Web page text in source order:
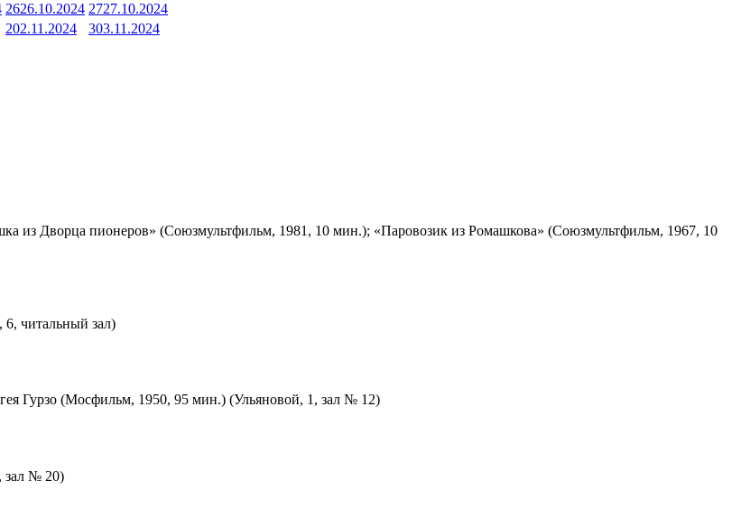
2626.10.2024 2727.10.2024
202.11.2024 303.11.2024
из Дворца пионеров» (Союзмультфильм, 1981, 10 мин.); «Паровозик из Ромашкова» (Союзмультфильм, 1967, 10
читальный зал)
Гурзо (Мосфильм, 1950, 95 мин.) (Ульяновой, 1, зал № 12)
зал № 20)